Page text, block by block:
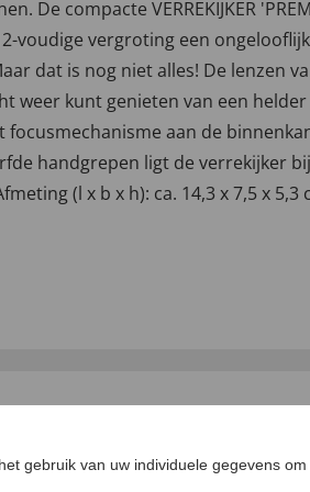
De compacte VERREKIJKER
voudige vergroting een
dat is nog niet alles! De lenzen
weer kunt genieten van een
aan de
handgrepen ligt de verrekijker
(l x b x h): ca. 14,3 x 7,5 x
gebruik van uw individuele gegevens